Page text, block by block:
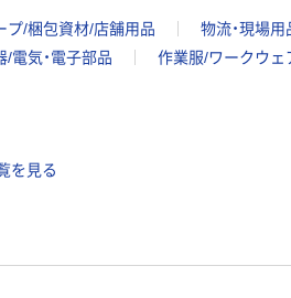
プ/梱包資材/店舗用品 物流・現場
/電気・電子部品
作業服/ワークウェ
を見る